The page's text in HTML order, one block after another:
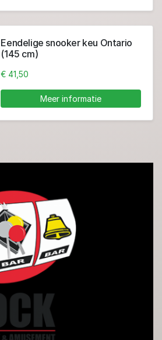
Eendelige snooker keu Ontario
(145 cm)
€ 41,50
Meer informatie